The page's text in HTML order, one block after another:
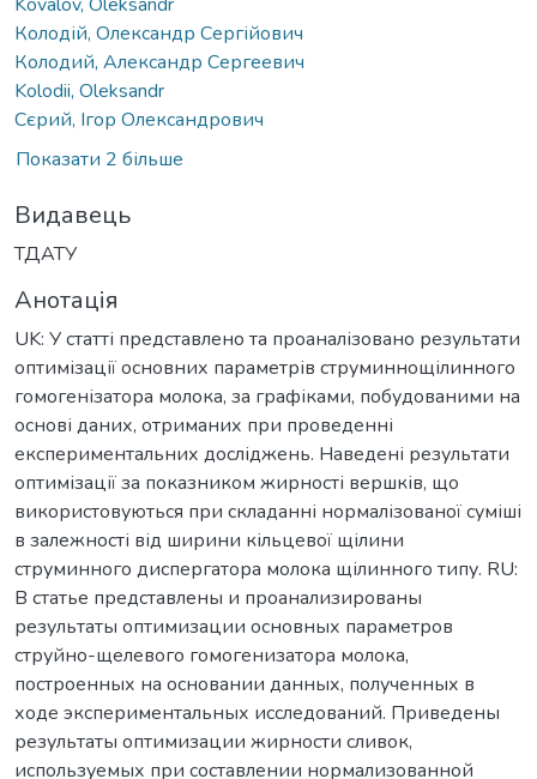
Колодій, Олександр Сергійович
Колодий, Александр Сергеевич
Kolodii, Oleksandr
Сєрий, Ігор Олександрович
Показати 2 більше
Видавець
ТДАТУ
Анотація
UK: У статті представлено та проаналізовано результати
оптимізації основних параметрів струминнощілинного
гомогенізатора молока, за графіками, побудованими на
основі даних, отриманих при проведенні
експериментальних досліджень. Наведені результати
оптимізації за показником жирності вершків, що
використовуються при складанні нормалізованої суміші
в залежності від ширини кільцевої щілини
струминного диспергатора молока щілинного типу. RU:
В статье представлены и проанализированы
результаты оптимизации основных параметров
струйно-щелевого гомогенизатора молока,
построенных на основании данных, полученных в
ходе экспериментальных исследований. Приведены
результаты оптимизации жирности сливок,
используемых при составлении нормализованной